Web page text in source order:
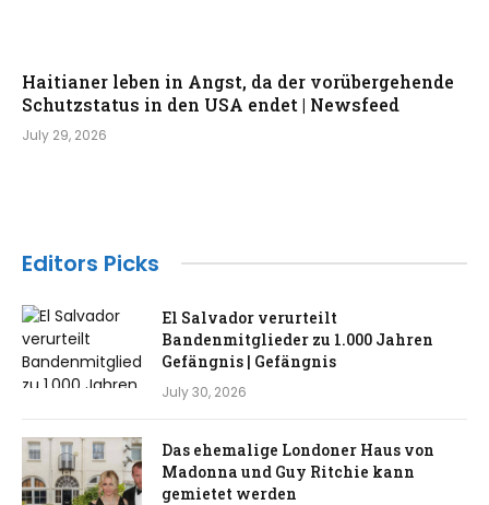
Haitianer leben in Angst, da der vorübergehende
Schutzstatus in den USA endet | Newsfeed
July 29, 2026
Editors Picks
El Salvador verurteilt
Bandenmitglieder zu 1.000 Jahren
Gefängnis | Gefängnis
July 30, 2026
Das ehemalige Londoner Haus von
Madonna und Guy Ritchie kann
gemietet werden